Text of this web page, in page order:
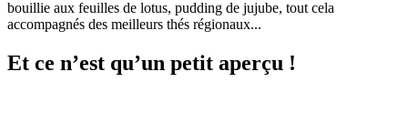
bouillie aux feuilles de lotus, pudding de jujube, tout cela
accompagnés des meilleurs thés régionaux...
Et ce n’est qu’un petit aperçu !